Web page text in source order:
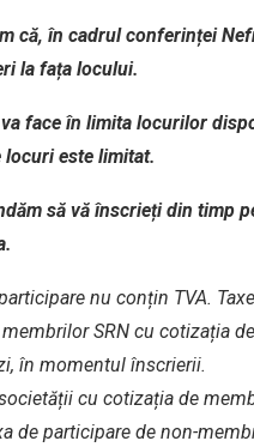
că, în cadrul conferinței
la fața locului.
face în limita locurilor
locuri este limitat.
să vă înscrieți din timp
nu conțin TVA.
SRN cu cotizația
în momentul înscrierii.
cu cotizația de
de participare de non-